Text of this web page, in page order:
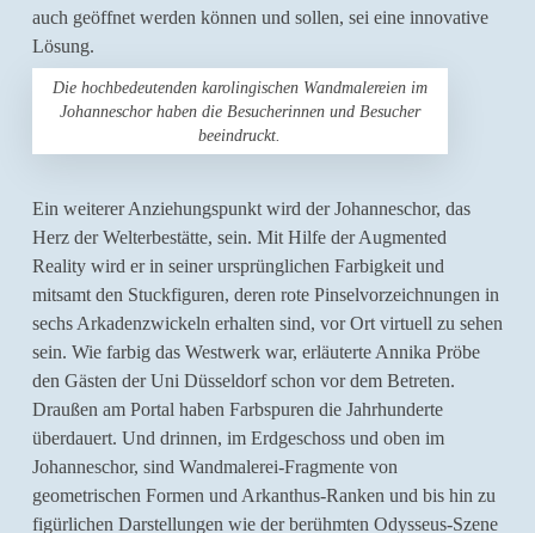
auch geöffnet werden können und sollen, sei eine innovative
Lösung.
Die hochbedeutenden karolingischen Wandmalereien im
Johanneschor haben die Besucherinnen und Besucher
beeindruckt.
Ein weiterer Anziehungspunkt wird der Johanneschor, das
Herz der Welterbestätte, sein. Mit Hilfe der Augmented
Reality wird er in seiner ursprünglichen Farbigkeit und
mitsamt den Stuckfiguren, deren rote Pinselvorzeichnungen in
sechs Arkadenzwickeln erhalten sind, vor Ort virtuell zu sehen
sein. Wie farbig das Westwerk war, erläuterte Annika Pröbe
den Gästen der Uni Düsseldorf schon vor dem Betreten.
Draußen am Portal haben Farbspuren die Jahrhunderte
überdauert. Und drinnen, im Erdgeschoss und oben im
Johanneschor, sind Wandmalerei-Fragmente von
geometrischen Formen und Arkanthus-Ranken und bis hin zu
figürlichen Darstellungen wie der berühmten Odysseus-Szene